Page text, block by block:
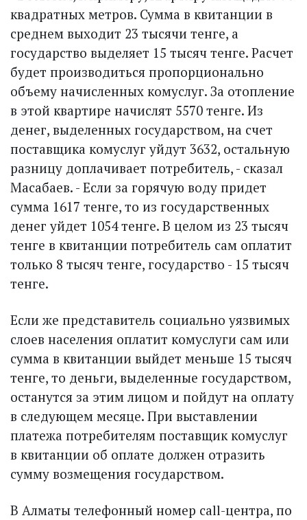
квадратных метров. Сумма в квитанции в
среднем выходит 23 тысячи тенге, а
государство выделяет 15 тысяч тенге. Расчет
будет производиться пропорционально
объему начис­ленных комуслуг. За отопление
в этой квартире начислят 5570 тенге. Из
денег, выделенных государством, на счет
поставщика комуслуг уйдут 3632, остальную
разницу доплачивает потребитель, - сказал
Масабаев. - Если за горячую воду придет
сумма 1617 тенге, то из государственных
денег уйдет 1054 тенге. В целом из 23 тысяч
тенге в квитанции потребитель сам оплатит
только 8 тысяч тенге, государство - 15 тысяч
тенге.
Если же представитель социально уязвимых
слоев населения оплатит комуслуги сам или
сумма в квитанции выйдет меньше 15 тысяч
тенге, то деньги, выделенные государством,
останутся за этим лицом и пойдут на оплату
в следующем месяце. При выставлении
платежа потребителям поставщик комуслуг
в квитанции об оплате должен отразить
сумму возмещения государством.
В Алматы телефонный номер call-центра, по